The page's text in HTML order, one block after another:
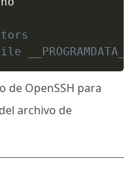
de OpenSSH para
archivo de